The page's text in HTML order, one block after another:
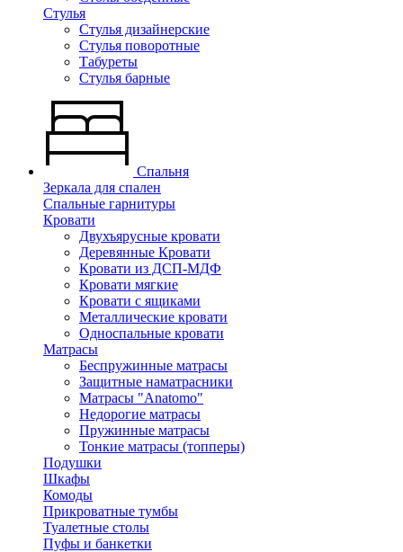
Стулья
Стулья дизайнерские
Стулья поворотные
Табуреты
Стулья барные
Спальня
Зеркала для спален
Спальные гарнитуры
Кровати
Двухъярусные кровати
Деревянные Кровати
Кровати из ДСП-МДФ
Кровати мягкие
Кровати с ящиками
Металлические кровати
Односпальные кровати
Матрасы
Беспружинные матрасы
Защитные наматрасники
Матрасы "Anatomo"
Недорогие матрасы
Пружинные матрасы
Тонкие матрасы (топперы)
Подушки
Шкафы
Комоды
Прикроватные тумбы
Туалетные столы
Пуфы и банкетки